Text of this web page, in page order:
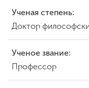
Другие
Студенческая
Ученая степень:
Доктор
Ученое звание:
Профессор